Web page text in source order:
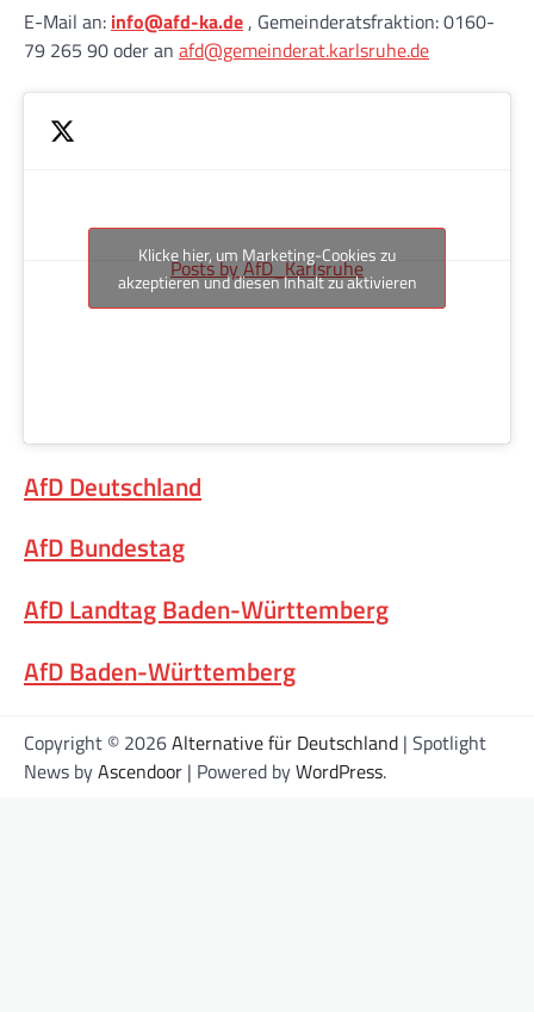
E-Mail an: info@afd-ka.de, Gemeinderatsfraktion: 0160-
79 265 90 oder an afd@gemeinderat.karlsruhe.de
Posts by AfD_Karlsruhe
Klicke hier, um Marketing-Cookies zu
akzeptieren und diesen Inhalt zu aktivieren
AfD Deutschland
AfD Bundestag
AfD Landtag Baden-Württemberg
AfD Baden-Württemberg
Copyright © 2026Alternative für Deutschland | Spotlight
News byAscendoor | Powered byWordPress.